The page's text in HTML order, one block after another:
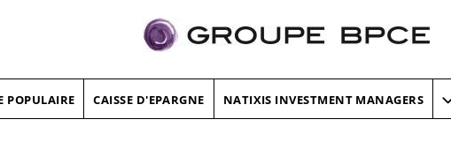
POPULAIRE CAISSE D'EPARGNE NATIXIS INVESTMENT MANAGERS